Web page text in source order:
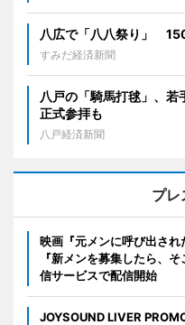
八広で「八八祭り」
すみだ経済新聞
八戸の「騎馬打毬」、
正式参拝も
八戸経済新聞
プレ
映画『元メンに呼び出され
『新メンを募集したら、
信サービスで配信開始
JOYSOUND LIVER